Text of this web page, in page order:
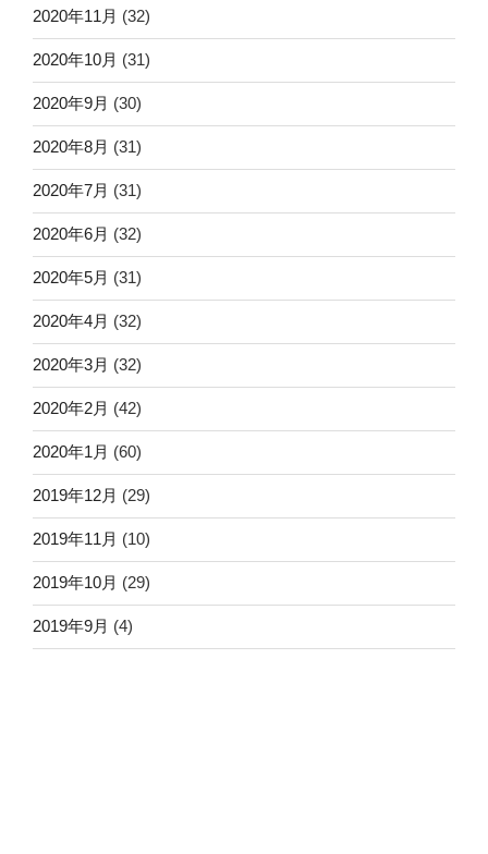
2020年11月 (32)
2020年10月 (31)
2020年9月 (30)
2020年8月 (31)
2020年7月 (31)
2020年6月 (32)
2020年5月 (31)
2020年4月 (32)
2020年3月 (32)
2020年2月 (42)
2020年1月 (60)
2019年12月 (29)
2019年11月 (10)
2019年10月 (29)
2019年9月 (4)